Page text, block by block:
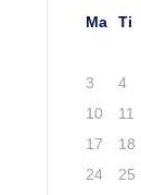
Ma Ti
3
4
10
11
17
18
24
25